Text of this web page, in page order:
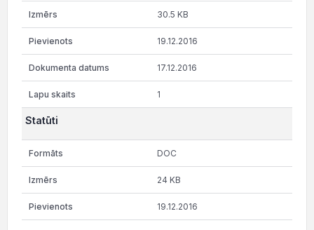
30.5 KB
19.12.2016
17.12.2016
1
Statūti
DOC
24 KB
19.12.2016